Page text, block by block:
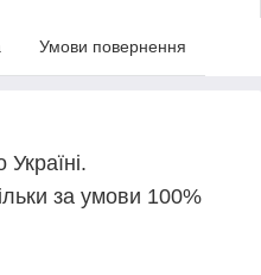
Умови повернення
за умови 100%